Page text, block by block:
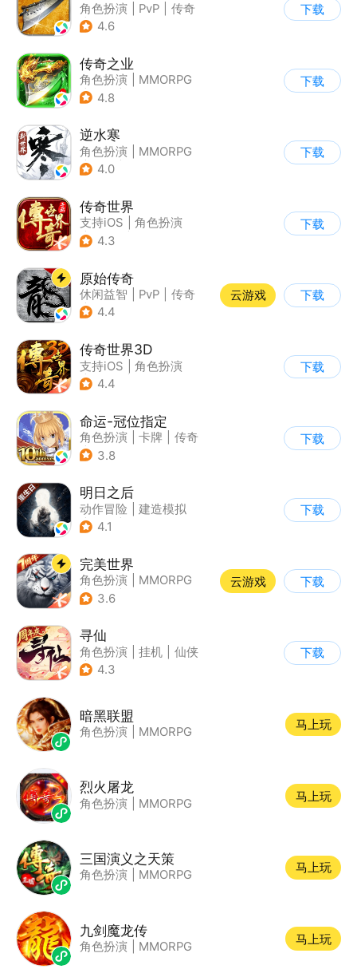
角色扮演 PvP
传奇
| 千人同屏
4.6
下载
传奇之业
角色扮演
MMORPG
| 传奇
4.8
下载
逆水寒
角色扮演
MMORPG
| 武侠
4.0
下载
传奇世界
支持iOS
角色扮演
| ARPG
4.3
下载
原始传奇
休闲益智 PvP
传奇
| 自由交易
4.4
云游戏 下载
传奇世界3D
支持iOS
角色扮演
| ARPG
4.4
下载
命运-冠位指定
角色扮演 卡牌
传奇
| 命运
3.8
下载
明日之后
动作冒险
建造模拟
| 丧尸
4.1
下载
完美世界
角色扮演
MMORPG
| 奇幻
3.6
云游戏 下载
寻仙
角色扮演 挂机
仙侠
| 寻仙
4.3
下载
暗黑联盟
角色扮演 MMORPG
马上玩
烈火屠龙
角色扮演 MMORPG
马上玩
三国演义之天策
角色扮演 MMORPG
马上玩
九剑魔龙传
角色扮演 MMORPG
马上玩